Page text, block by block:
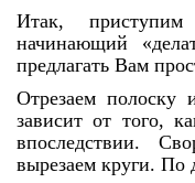
Итак,
начинающий
предлагать Вам
Отрезаем полоску
зависит от того,
впоследствии.
вырезаем круги. По